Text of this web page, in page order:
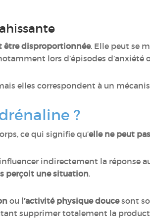
être disproportionnée. Elle peut se
lors d’épisodes d’anxiété
elles correspondent à un
?
ce qui signifie qu’elle ne peut
indirectement la réponse
perçoit une situation.
ou l’activité physique doucesont
supprimer totalement la